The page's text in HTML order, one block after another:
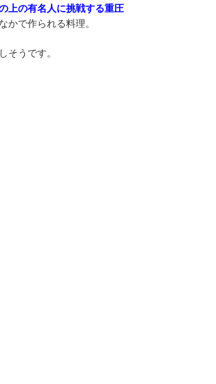
上の有名人に挑戦する重圧
かで作られる料理。
そうです。